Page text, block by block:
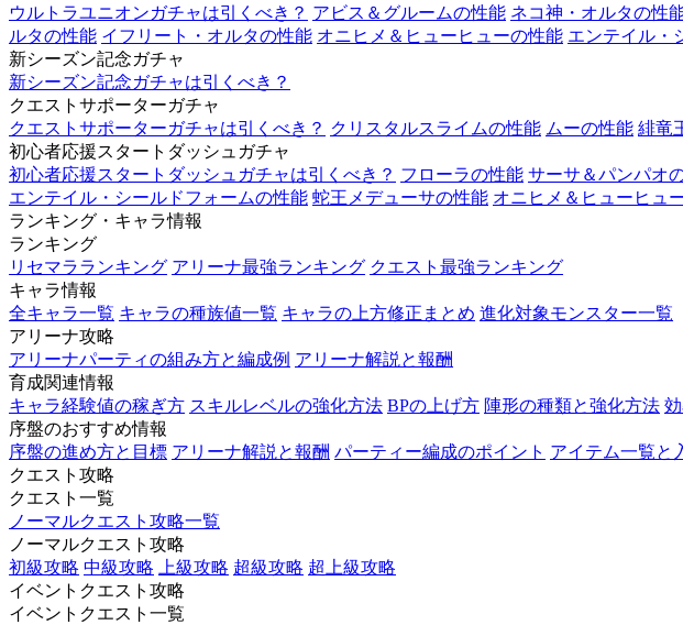
ウルトラユニオンガチャは引くべき？ アビス＆グルームの性能 ネコ神・オルタの性
ルタの性能 イフリート・オルタの性能 オニヒメ＆ヒューヒューの性能 エンテイル・
新シーズン記念ガチャ
新シーズン記念ガチャは引くべき？
クエストサポーターガチャ
クエストサポーターガチャは引くべき？ クリスタルスライムの性能 ムーの性能 緋竜
初心者応援スタートダッシュガチャ
初心者応援スタートダッシュガチャは引くべき？ フローラの性能 サーサ＆パンパオ
エンテイル・シールドフォームの性能 蛇王メデューサの性能 オニヒメ＆ヒューヒュ
ランキング・キャラ情報
ランキング
リセマラランキング アリーナ最強ランキング クエスト最強ランキング
キャラ情報
全キャラ一覧 キャラの種族値一覧 キャラの上方修正まとめ 進化対象モンスター一覧
アリーナ攻略
アリーナパーティの組み方と編成例 アリーナ解説と報酬
育成関連情報
キャラ経験値の稼ぎ方 スキルレベルの強化方法 BPの上げ方 陣形の種類と強化方法
序盤のおすすめ情報
序盤の進め方と目標 アリーナ解説と報酬 パーティー編成のポイント アイテム一覧と
クエスト攻略
クエスト一覧
ノーマルクエスト攻略一覧
ノーマルクエスト攻略
初級攻略 中級攻略 上級攻略 超級攻略 超上級攻略
イベントクエスト攻略
イベントクエスト一覧